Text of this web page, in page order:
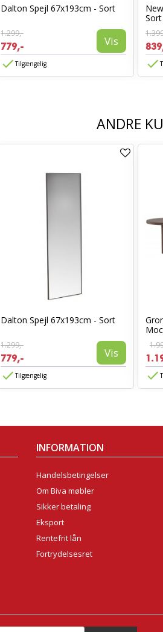
Dalton Spejl 67x193cm - Sort
1.299,-
779,- Vis
Tilgængelig
Sort
ANDRE
Dalton Spejl 67x193cm - Sort
1.299,-
779,- Vis
Tilgængelig
INFORMATION
Handelsbetingelser
Om Biva møbler
Sikker betaling
Eksport
Rentefrit lån
Fortrydelsesret